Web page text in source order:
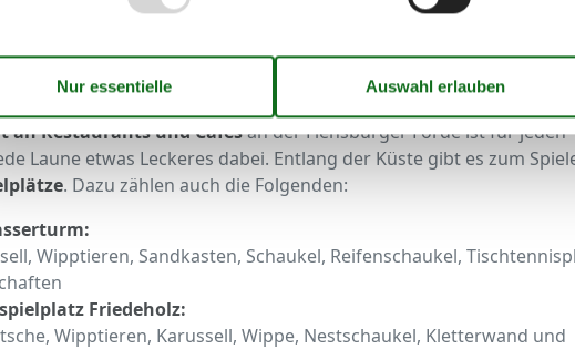
Boutiquen, eindrucksvolle Handwerksläden oder auch Ateliers
knuspriger Flammkuchen, in den verschiedensten Varianten, in der
im Krusehof, richtig gute Fischbrötchen bei Odinfischer in
oder hausgemachte Torten im
an Restaurants und Cafésan der Flensburger Förde ist für jeden
Laune etwas Leckeres dabei. Entlang der Küste gibt es zum
. Dazu zählen auch die Folgenden:
Wipptieren, Sandkasten, Schaukel, Reifenschaukel,
Friedeholz:
Wipptieren, Karussell, Wippe, Nestschaukel, Kletterwand und